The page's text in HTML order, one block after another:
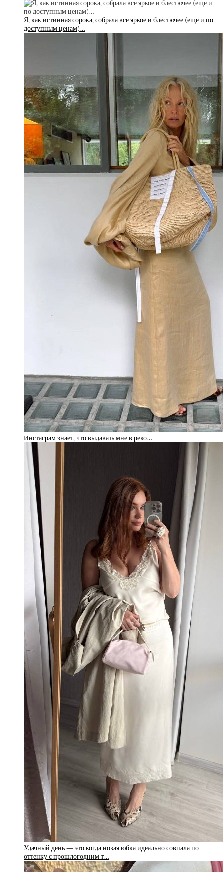
Я, как истинная сорока, собрала все яркое и блестючее (еще и по
доступным ценам)…
Инстаграм знает, что выдавать мне в реко…
Удачный день — это когда новая юбка идеально совпала по
оттенку с прошлогодним т…